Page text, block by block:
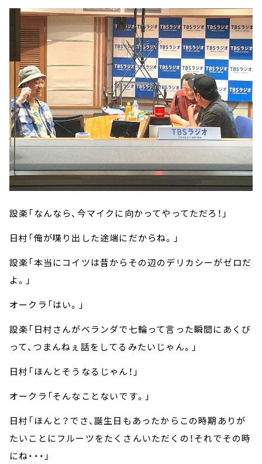
設楽「なんなら、今マイクに向かってやってただろ！」
日村「俺が喋り出した途端にだからね。」
設楽「本当にコイツは昔からその辺のデリカシーがゼロだ
よ。」
オークラ「はい。」
設楽「日村さんがベランダで七輪って言った瞬間にあくび
って、つまんねぇ話をしてるみたいじゃん。」
日村「ほんとそうなるじゃん！」
オークラ「そんなことないです。」
日村「ほんと？でさ、誕生日もあったからこの時期ありが
たいことにフルーツをたくさんいただくの！それでその時
にね・・・」